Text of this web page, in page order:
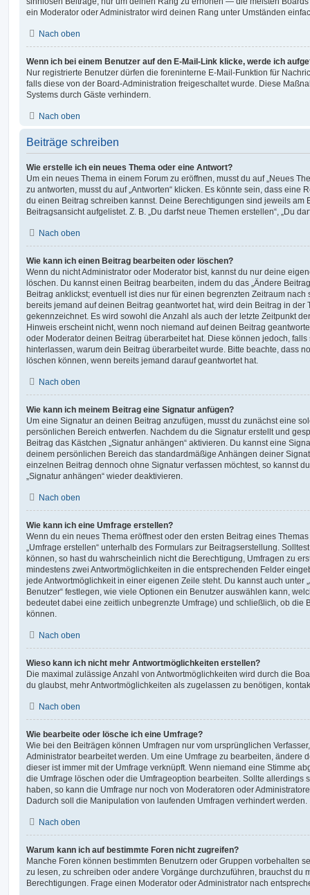
ein Moderator oder Administrator wird deinen Rang unter Umständen
Nach oben
Wenn ich bei einem Benutzer auf den E-Mail-Link klicke, werde ich
Nur registrierte Benutzer dürfen die foreninterne E-Mail-Funktion für
falls diese von der Board-Administration freigeschaltet wurde. Diese
Systems durch Gäste verhindern.
Nach oben
Beiträge schreiben
Wie erstelle ich ein neues Thema oder eine Antwort?
Um ein neues Thema in einem Forum zu eröffnen, musst du auf „Neues
zu antworten, musst du auf „Antworten“ klicken. Es könnte sein, dass eine
du einen Beitrag schreiben kannst. Deine Berechtigungen sind jeweils am
Beitragsansicht aufgelistet. Z. B. „Du darfst neue Themen erstellen“, „Du
Nach oben
Wie kann ich einen Beitrag bearbeiten oder löschen?
Wenn du nicht Administrator oder Moderator bist, kannst du nur deine
löschen. Du kannst einen Beitrag bearbeiten, indem du das „Ändere
Beitrag anklickst; eventuell ist dies nur für einen begrenzten Zeitraum
bereits jemand auf deinen Beitrag geantwortet hat, wird dein Beitrag in der
gekennzeichnet. Es wird sowohl die Anzahl als auch der letzte Zeitpunkt
Hinweis erscheint nicht, wenn noch niemand auf deinen Beitrag
oder Moderator deinen Beitrag überarbeitet hat. Diese können jedoch,
hinterlassen, warum dein Beitrag überarbeitet wurde. Bitte beachte, dass
löschen können, wenn bereits jemand darauf geantwortet hat.
Nach oben
Wie kann ich meinem Beitrag eine Signatur anfügen?
Um eine Signatur an deinen Beitrag anzufügen, musst du zunächst eine
persönlichen Bereich entwerfen. Nachdem du die Signatur erstellt und
Beitrag das Kästchen „Signatur anhängen“ aktivieren. Du kannst eine
deinem persönlichen Bereich das standardmäßige Anhängen deiner
einzelnen Beitrag dennoch ohne Signatur verfassen möchtest, so kannst
„Signatur anhängen“ wieder deaktivieren.
Nach oben
Wie kann ich eine Umfrage erstellen?
Wenn du ein neues Thema eröffnest oder den ersten Beitrag eines
„Umfrage erstellen“ unterhalb des Formulars zur Beitragserstellung.
können, so hast du wahrscheinlich nicht die Berechtigung, Umfragen zu
mindestens zwei Antwortmöglichkeiten in die entsprechenden Felder
jede Antwortmöglichkeit in einer eigenen Zeile steht. Du kannst auch unter
Benutzer“ festlegen, wie viele Optionen ein Benutzer auswählen kann,
bedeutet dabei eine zeitlich unbegrenzte Umfrage) und schließlich, ob die
können.
Nach oben
Wieso kann ich nicht mehr Antwortmöglichkeiten erstellen?
Die maximal zulässige Anzahl von Antwortmöglichkeiten wird durch die
du glaubst, mehr Antwortmöglichkeiten als zugelassen zu benötigen,
Nach oben
Wie bearbeite oder lösche ich eine Umfrage?
Wie bei den Beiträgen können Umfragen nur vom ursprünglichen
Administrator bearbeitet werden. Um eine Umfrage zu bearbeiten, ändere
dieser ist immer mit der Umfrage verknüpft. Wenn niemand eine Stimme
die Umfrage löschen oder die Umfrageoption bearbeiten. Sollte allerdings
haben, so kann die Umfrage nur noch von Moderatoren oder
Dadurch soll die Manipulation von laufenden Umfragen verhindert werden.
Nach oben
Warum kann ich auf bestimmte Foren nicht zugreifen?
Manche Foren können bestimmten Benutzern oder Gruppen vorbehalten
zu lesen, zu schreiben oder andere Vorgänge durchzuführen, brauchst du
Berechtigungen. Frage einen Moderator oder Administrator nach